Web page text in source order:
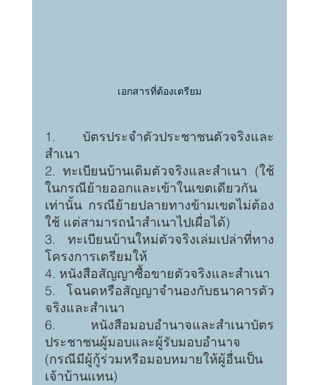
เอกสารที่ต้องเตรียม
1. บัตรประจำตัวประชาชนตัวจริงและ
สำเนา
2. ทะเบียนบ้านเดิมตัวจริงและสำเนา (ใช้
ในกรณีย้ายออกและเข้าในเขตเดียวกัน
เท่านั้น กรณีย้ายปลายทางข้ามเขตไม่ต้อง
ใช้ แต่สามารถนำสำเนาไปเผื่อได้)
3. ทะเบียนบ้านใหม่ตัวจริงเล่มเปล่าที่ทาง
โครงการเตรียมให้
4. หนังสือสัญญาซื้อขายตัวจริงและสำเนา
5. โฉนดหรือสัญญาจำนองกับธนาคารตัว
จริงและสำเนา
6. หนังสือมอบอำนาจและสำเนาบัตร
ประชาชนผู้มอบและผู้รับมอบอำนาจ
(กรณีมีผู้กู้ร่วมหรือมอบหมายให้ผู้อื่นเป็น
เจ้าบ้านแทน)